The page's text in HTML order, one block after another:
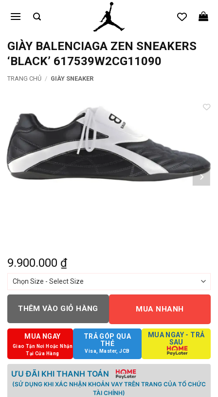
qua
dungGIÀY BALENCIAGA ZEN SNEAKERS
‘BLACK’ 617539W2CG11090
TRANG CHỦ / GIÀY SNEAKER
9.900.000 ₫
THÊM VÀO GIỎ HÀNG MUA NHANH
MUA NGAY
Giao Tận Nơi Hoặc Nhận
Tại Cửa Hàng
TRẢ GÓP QUA
THẺ
Visa, Master, JCB
MUA NGAY - TRẢ
SAU
ƯU ĐÃI KHI THANH TOÁN
(SỬ DỤNG KHI XÁC NHẬN KHOẢN VAY TRÊN TRANG CỦA TỔ CHỨC
TÀI CHÍNH)